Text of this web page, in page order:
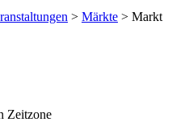
> Märkte > Markt
Zeitzone